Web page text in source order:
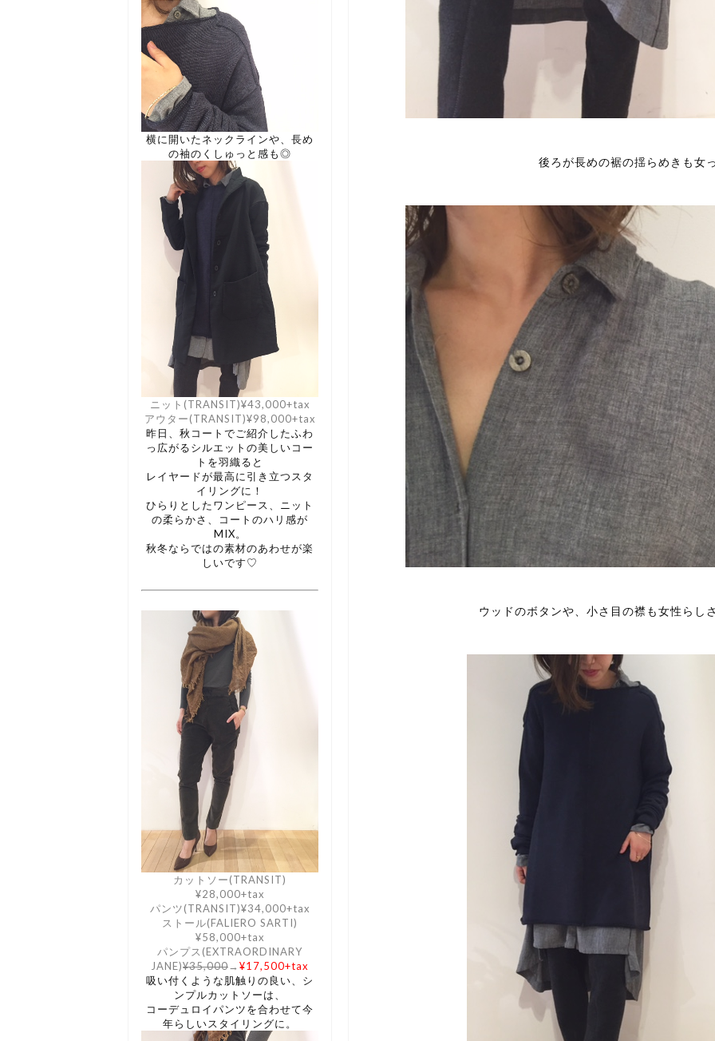
後ろが長めの裾の揺らめきも女
ウッドのボタンや、小さ目の襟も女性らし
横に開いたネックラインや、長め
の袖のくしゅっと感も◎
ニット(TRANSIT)¥43,000+tax
アウター(TRANSIT)¥98,000+tax
昨日、秋コートでご紹介したふわ
っ広がるシルエットの美しいコー
トを羽織ると
レイヤードが最高に引き立つスタ
イリングに！
ひらりとしたワンピース、ニット
の柔らかさ、コートのハリ感が
MIX。
秋冬ならではの素材のあわせが楽
しいです♡
カットソー(TRANSIT)
¥28,000+tax
パンツ(TRANSIT)¥34,000+tax
ストール(FALIERO SARTI)
¥58,000+tax
パンプス(EXTRAORDINARY
JANE)¥35,000→ ¥17,500+tax
吸い付くような肌触りの良い、シ
ンプルカットソーは、
コーデュロイパンツを合わせて今
年らしいスタイリングに。